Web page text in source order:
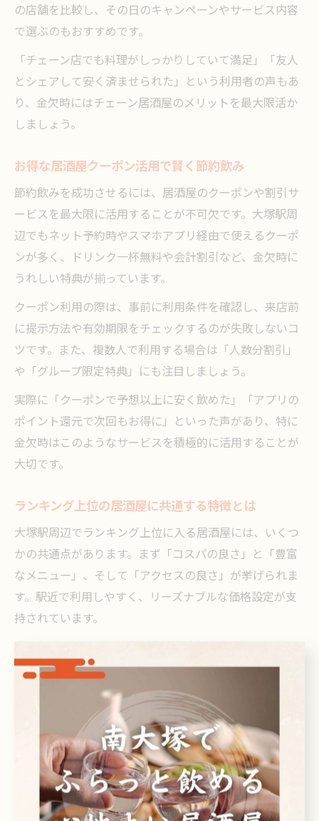
の店舗を比較し、その日のキャンペーンやサービス内容
で選ぶのもおすすめです。
「チェーン店でも料理がしっかりしていて満足」「友人
とシェアして安く済ませられた」という利用者の声もあ
り、金欠時にはチェーン居酒屋のメリットを最大限活か
しましょう。
お得な居酒屋クーポン活用で賢く節約飲み
節約飲みを成功させるには、居酒屋のクーポンや割引サ
ービスを最大限に活用することが不可欠です。大塚駅周
辺でもネット予約時やスマホアプリ経由で使えるクーポ
ンが多く、ドリンク一杯無料や会計割引など、金欠時に
うれしい特典が揃っています。
クーポン利用の際は、事前に利用条件を確認し、来店前
に提示方法や有効期限をチェックするのが失敗しないコ
ツです。また、複数人で利用する場合は「人数分割引」
や「グループ限定特典」にも注目しましょう。
実際に「クーポンで予想以上に安く飲めた」「アプリの
ポイント還元で次回もお得に」といった声があり、特に
金欠時はこのようなサービスを積極的に活用することが
大切です。
ランキング上位の居酒屋に共通する特徴とは
大塚駅周辺でランキング上位に入る居酒屋には、いくつ
かの共通点があります。まず「コスパの良さ」と「豊富
なメニュー」、そして「アクセスの良さ」が挙げられま
す。駅近で利用しやすく、リーズナブルな価格設定が支
持されています。
の質が安定していることや、昭和レトロな雰囲気・おし
ゃれな内装など、独自の魅力を持っています。大人数や
一人飲み、デートなど利用シーンに応じて最適な空間が
選べる点もポイントです。
「料理も美味しく雰囲気も良い」「アクセス抜群でまた
行きたい」といった利用者の声が多く、金欠時でも満足
度の高い体験ができることが評価されています。ランキ